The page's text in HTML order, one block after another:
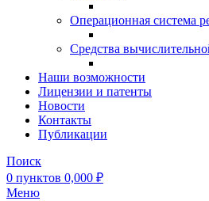
Операционная система
Средства
Наши возможности
Лицензии и патенты
Новости
Контакты
Публикации
Поиск
0 пунктов 0,000 ₽
Меню